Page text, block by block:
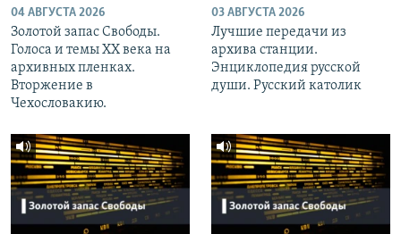
04 АВГУСТА 2026
Золотой запас Свободы.
Голоса и темы XX века на
архивных пленках.
Вторжение в
Чехословакию.
03 АВГУСТА 2026
Лучшие передачи из
архива станции.
Энциклопедия русской
души. Русский католик